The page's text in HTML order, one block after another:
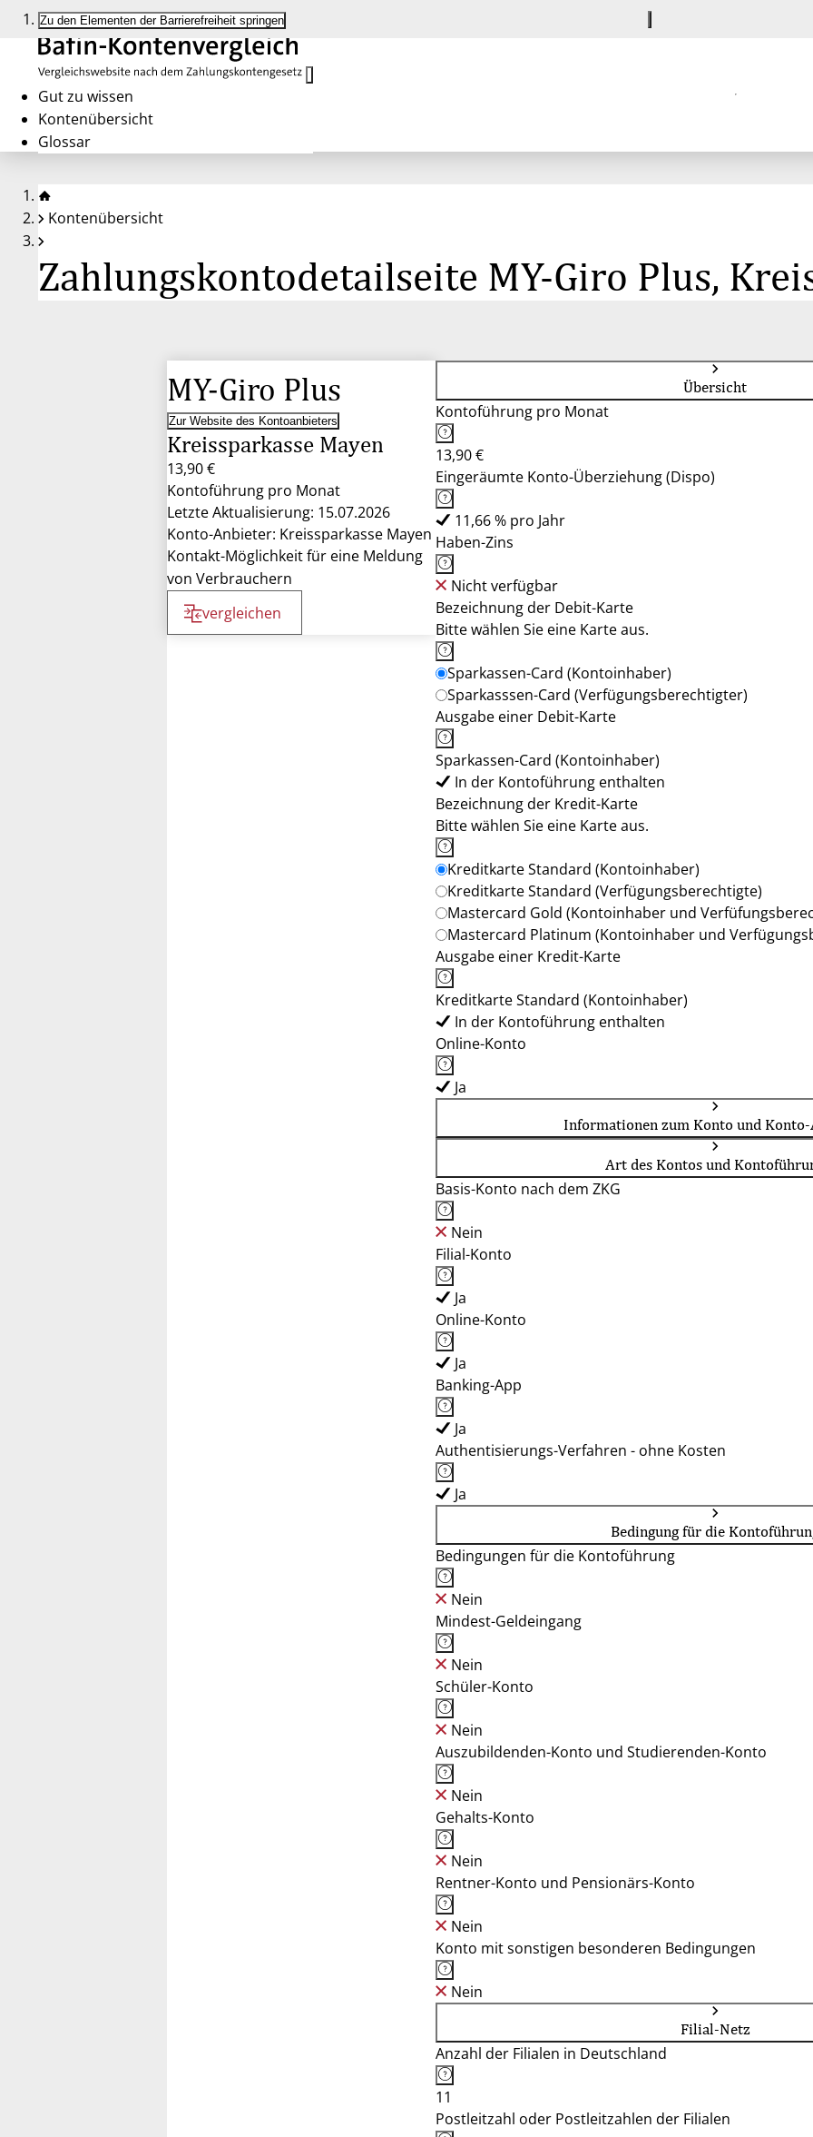
Zu den Elementen der Barrierefreiheit springen
Gut zu wissen
Kontenübersicht
Glossar
Kontenübersicht
Zahlungskontodetailseite MY-Giro Plus,
MY-Giro Plus
Zur Website des Kontoanbieters
Kreissparkasse Mayen
13,90 €
Kontoführung pro Monat
Letzte Aktualisierung: 15.07.2026
Konto-Anbieter: Kreissparkasse Mayen
Kontakt-Möglichkeit für eine Meldung
von Verbrauchern
vergleichen
Übersicht
Kontoführung pro Monat
13,90 €
Eingeräumte Konto-Überziehung (Dispo)
11,66 % pro Jahr
Haben-Zins
Nicht verfügbar
Bezeichnung der Debit-Karte
Bitte wählen Sie eine Karte aus.
Sparkassen-Card (Kontoinhaber)
Sparkasssen-Card (Verfügungsberechtigter)
Ausgabe einer Debit-Karte
Sparkassen-Card (Kontoinhaber)
In der Kontoführung enthalten
Bezeichnung der Kredit-Karte
Bitte wählen Sie eine Karte aus.
Kreditkarte Standard (Kontoinhaber)
Kreditkarte Standard (Verfügungsberechtigte)
Mastercard Gold (Kontoinhaber und
Mastercard Platinum (Kontoinhaber und
Ausgabe einer Kredit-Karte
Kreditkarte Standard (Kontoinhaber)
In der Kontoführung enthalten
Online-Konto
Ja
Informationen zum Konto und
Art des Kontos und
Basis-Konto nach dem ZKG
Nein
Filial-Konto
Ja
Online-Konto
Ja
Banking-App
Ja
Authentisierungs-Verfahren - ohne Kosten
Ja
Bedingung für die
Bedingungen für die Kontoführung
Nein
Mindest-Geldeingang
Nein
Schüler-Konto
Nein
Auszubildenden-Konto und Studierenden-Konto
Nein
Gehalts-Konto
Nein
Rentner-Konto und Pensionärs-Konto
Nein
Konto mit sonstigen besonderen Bedingungen
Nein
Filial-Netz
Anzahl der Filialen in Deutschland
11
Postleitzahl oder Postleitzahlen der Filialen